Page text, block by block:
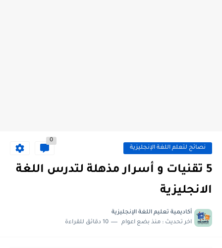
نصائح لتعلم اللغة الإنجليزية
0
5 تقنيات و أسرار مذهلة لتدرس اللغة
الانجليزية
أكاديمية تعليم اللغة الإنجليزية
اخر تحديث : منذ بضع اعوام 10 دقائق للقراءة